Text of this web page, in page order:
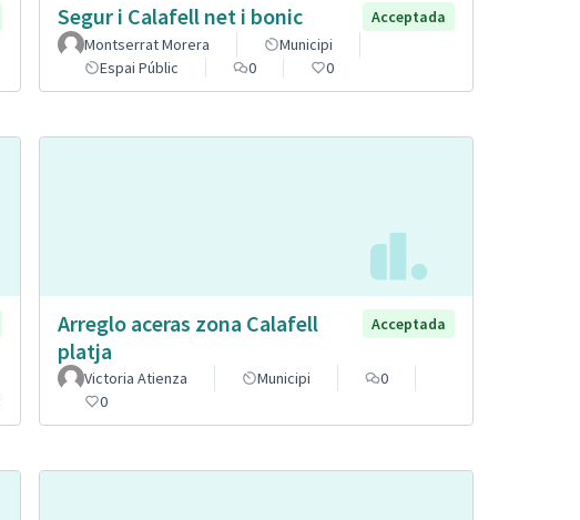
Segur i Calafell net i bonic
Acceptada
Montserrat Morera
Municipi
Espai Públic
0 0
Arreglo aceras zona Calafell
platja
Acceptada
Victoria Atienza Municipi
0
0